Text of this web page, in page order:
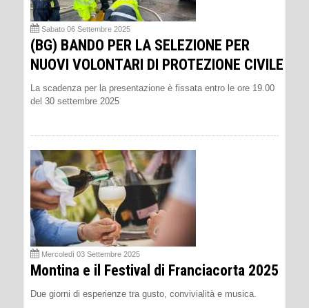
Sabato 06 Settembre 2025
(BG) BANDO PER LA SELEZIONE PER
NUOVI VOLONTARI DI PROTEZIONE CIVILE
La scadenza per la presentazione è fissata entro le ore 19.00
del 30 settembre 2025
Mercoledì 03 Settembre 2025
Montina e il Festival di Franciacorta 2025
Due giorni di esperienze tra gusto, convivialità e musica.